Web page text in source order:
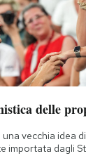
delle
vecchia idea
importata dagli